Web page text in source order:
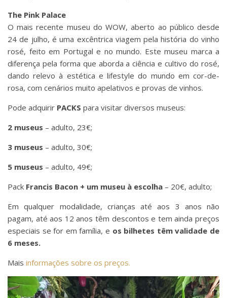
The Pink Palace
O mais recente museu do WOW, aberto ao público desde
24 de julho, é uma excêntrica viagem pela história do vinho
rosé, feito em Portugal e no mundo. Este museu marca a
diferença pela forma que aborda a ciência e cultivo do rosé,
dando relevo à estética e lifestyle do mundo em cor-de-
rosa, com cenários muito apelativos e provas de vinhos.
Pode adquirir PACKS para visitar diversos museus:
2 museus – adulto, 23€;
3 museus – adulto, 30€;
5 museus – adulto, 49€;
Pack Francis Bacon + um museu à escolha – 20€, adulto;
Em qualquer modalidade, crianças até aos 3 anos não
pagam, até aos 12 anos têm descontos e tem ainda preços
especiais se for em família, e os bilhetes têm validade de
6 meses.
Mais informações sobre os preços.